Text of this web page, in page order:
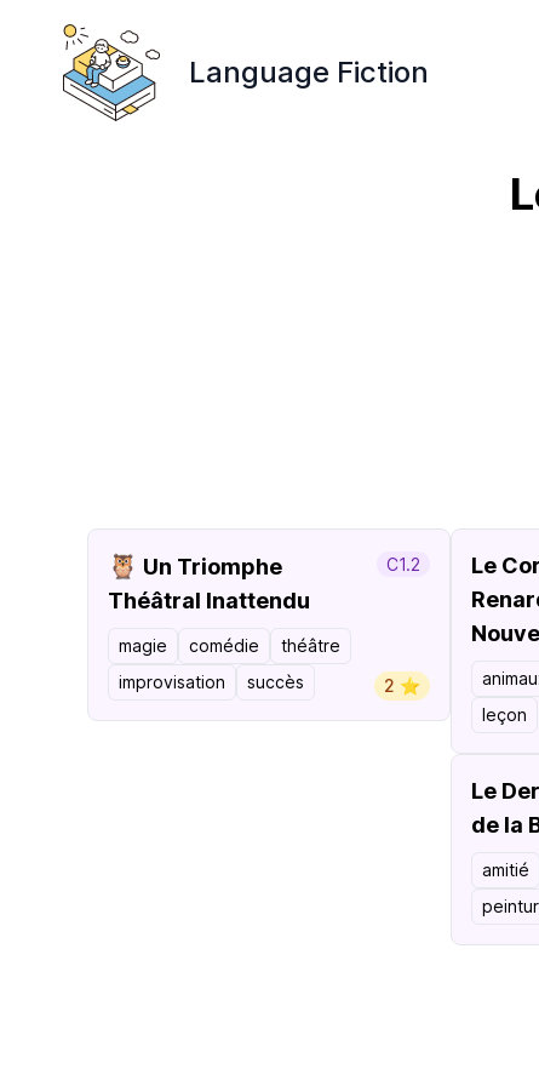
Language Fiction
🦉 Un Triomphe
Théâtral Inattendu
C1.2
magie comédie
théâtre
improvisation
succès 2 ⭐️
Le
leçon
Le
de la
amitié